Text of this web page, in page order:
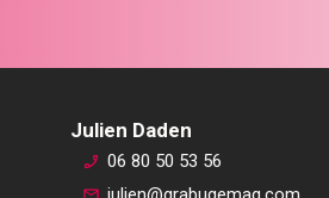
Julien Daden
06 80 50 53 56